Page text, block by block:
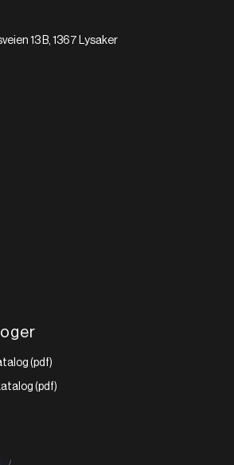
13 B, 1367 Lysaker
(pdf)
(pdf)